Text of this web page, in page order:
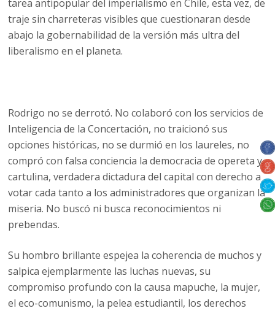
tarea antipopular del imperialismo en Chile, esta vez, de
traje sin charreteras visibles que cuestionaran desde
abajo la gobernabilidad de la versión más ultra del
liberalismo en el planeta.
Rodrigo no se derrotó. No colaboró con los servicios de
Inteligencia de la Concertación, no traicionó sus
opciones históricas, no se durmió en los laureles, no
compró con falsa conciencia la democracia de opereta y
cartulina, verdadera dictadura del capital con derecho a
votar cada tanto a los administradores que organizan la
miseria. No buscó ni busca reconocimientos ni
prebendas.
Su hombro brillante espejea la coherencia de muchos y
salpica ejemplarmente las luchas nuevas, su
compromiso profundo con la causa mapuche, la mujer,
el eco-comunismo, la pelea estudiantil, los derechos